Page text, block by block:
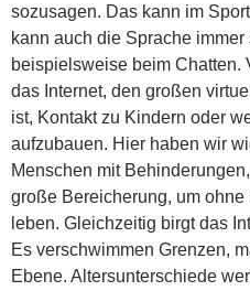
sozusagen. Das kann im
kann auch die Sprache
beispielsweise beim Chatten.
das Internet, den großen
ist, Kontakt zu Kindern oder
aufzubauen. Hier haben wir
Menschen mit
große Bereicherung, um
leben. Gleichzeitig birgt das
Es verschwimmen Grenzen,
Ebene. Altersunterschiede